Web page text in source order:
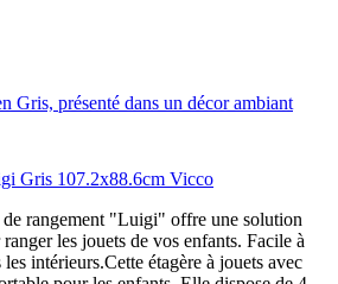
Gris 107.2x88.6cm Vicco
rangement "Luigi" offre une solution
les jouets de vos enfants. Facile à
intérieurs.Cette étagère à jouets avec